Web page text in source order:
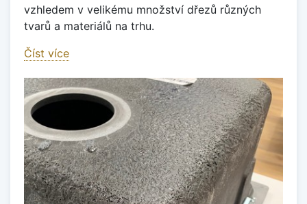
vzhledem v velikému množství dřezů různých
tvarů a materiálů na trhu.
Číst více